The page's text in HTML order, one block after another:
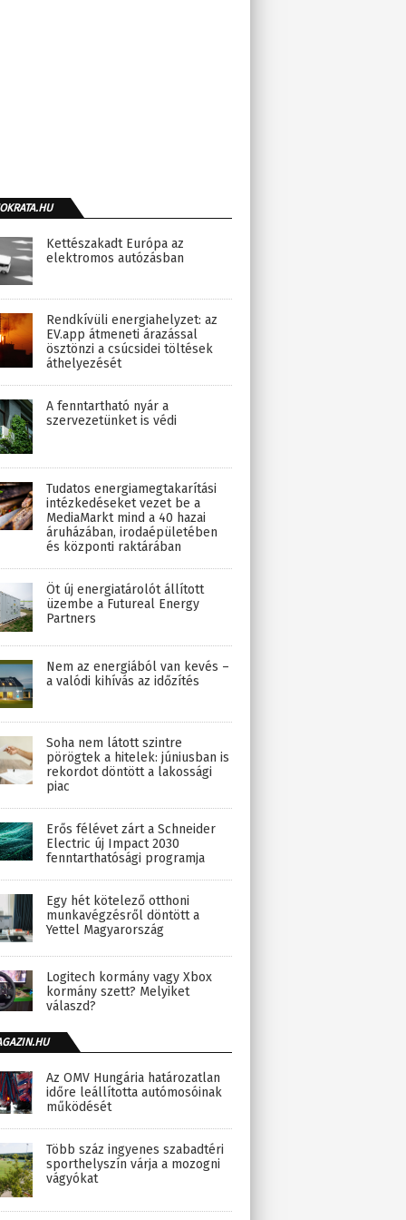
Kettészakadt Európa az
elektromos autózásban
Rendkívüli energiahelyzet: az
EV.app átmeneti árazással
ösztönzi a csúcsidei töltések
áthelyezését
A fenntartható nyár a
szervezetünket is védi
Tudatos energiamegtakarítási
intézkedéseket vezet be a
MediaMarkt mind a 40 hazai
áruházában, irodaépületében
és központi raktárában
Öt új energiatárolót állított
üzembe a Futureal Energy
Partners
Nem az energiából van kevés –
a valódi kihívás az időzítés
Soha nem látott szintre
pörögtek a hitelek: júniusban is
rekordot döntött a lakossági
piac
Erős félévet zárt a Schneider
Electric új Impact 2030
fenntarthatósági programja
Egy hét kötelező otthoni
munkavégzésről döntött a
Yettel Magyarország
Logitech kormány vagy Xbox
kormány szett? Melyiket
válaszd?
Az OMV Hungária határozatlan
időre leállította autómosóinak
működését
Több száz ingyenes szabadtéri
sporthelyszín várja a mozogni
vágyókat